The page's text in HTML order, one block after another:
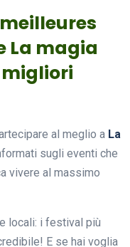
La magia
al meglio a La
sugli eventi che
vivere al massimo
locali: i festival più
E se hai voglia